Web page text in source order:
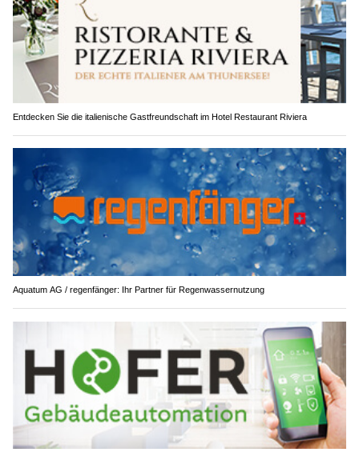
Entdecken Sie die italienische Gastfreundschaft im Hotel Restaurant Riviera
Aquatum AG / regenfänger: Ihr Partner für Regenwassernutzung